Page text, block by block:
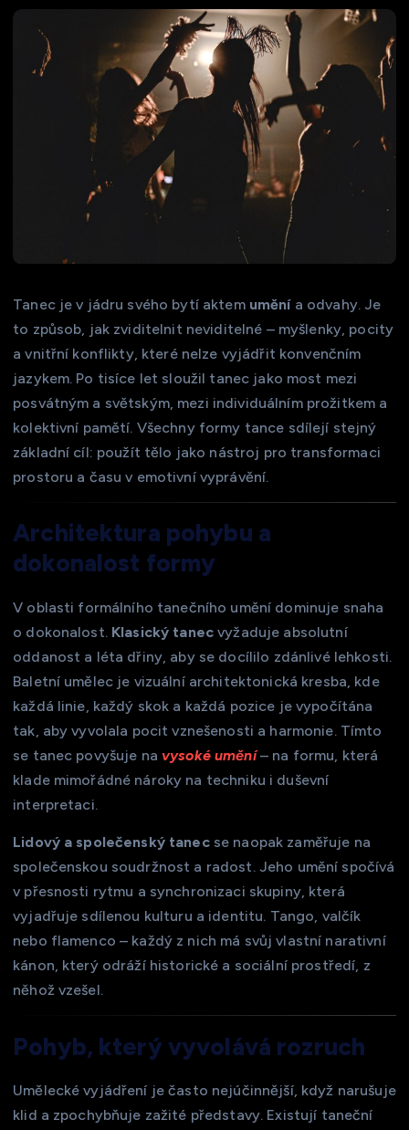
Tanec je v jádru svého bytí aktem uměnía odvahy. Je
to způsob, jak zviditelnit neviditelné – myšlenky, pocity
a vnitřní konflikty, které nelze vyjádřit konvenčním
jazykem. Po tisíce let sloužil tanec jako most mezi
posvátným a světským, mezi individuálním prožitkem a
kolektivní pamětí. Všechny formy tance sdílejí stejný
základní cíl: použít tělo jako nástroj pro transformaci
prostoru a času v emotivní vyprávění.
Architektura pohybu a
dokonalost formy
V oblasti formálního tanečního umění dominuje snaha
o dokonalost. Klasický tanec vyžaduje absolutní
oddanost a léta dřiny, aby se docílilo zdánlivé lehkosti.
Baletní umělec je vizuální architektonická kresba, kde
každá linie, každý skok a každá pozice je vypočítána
tak, aby vyvolala pocit vznešenosti a harmonie. Tímto
se tanec povyšuje navysoké umění– na formu, která
klade mimořádné nároky na techniku i duševní
interpretaci.
Lidový a společenský tanecse naopak zaměřuje na
společenskou soudržnost a radost. Jeho umění spočívá
v přesnosti rytmu a synchronizaci skupiny, která
vyjadřuje sdílenou kulturu a identitu. Tango, valčík
nebo flamenco – každý z nich má svůj vlastní narativní
kánon, který odráží historické a sociální prostředí, z
něhož vzešel.
Pohyb, který vyvolává rozruch
Umělecké vyjádření je často nejúčinnější, když narušuje
klid a zpochybňuje zažité představy. Existují taneční